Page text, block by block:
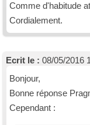
Comme d'habitude
Cordialement.
Ecrit le : 08/05/2016
Bonjour,
Bonne réponse
Cependant :